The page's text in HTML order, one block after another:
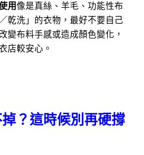
用像是真絲、羊毛、功能性布
乾洗」的衣物，最好不要自己
變布料手感或造成顏色變化，
店較安心。
？這時候別再硬撐